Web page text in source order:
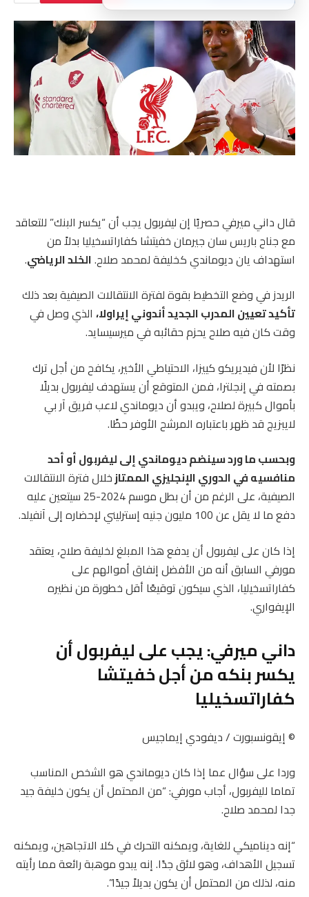
قال داني ميرفي حصريًا إن ليفربول يجب أن “يكسر البنك” للتعاقد
مع جناح باريس سان جيرمان خفيتشا كفاراتسخيليا بدلاً من
استهداف يان ديوماندي كخليفة لمحمد صلاح.الخلد الرياضي.
الريدز في وضع التخطيط بقوة لفترة الانتقالات الصيفية بعد ذلك
تأكيد تعيين المدرب الجديد أندوني إيراولا، الذي وصل في
وقت كان فيه صلاح يحزم حقائبه في ميرسيسايد.
نظرًا لأن فيديريكو كييزا، الاحتياطي الأخير، يكافح من أجل ترك
بصمته في إنجلترا، فمن المتوقع أن يستهدف ليفربول بديلًا
بأموال كبيرة لصلاح، ويبدو أن ديوماندي لاعب فريق آر بي
لايبزيج قد ظهر باعتباره المرشح الأوفر حظًا.
وبحسب ما ورد سينضم ديوماندي إلى ليفربول أو أحد
منافسيه في الدوري الإنجليزي الممتازخلال فترة الانتقالات
الصيفية، على الرغم من أن بطل موسم 2024-25 سيتعين عليه
دفع ما لا يقل عن 100 مليون جنيه إسترليني لإحضاره إلى آنفيلد.
إذا كان على ليفربول أن يدفع هذا المبلغ لخليفة صلاح، يعتقد
مورفي السابق أنه من الأفضل إنفاق أموالهم على
كفاراتسخيليا، الذي سيكون توقيعًا أقل خطورة من نظيره
الإيفواري.
داني ميرفي: يجب على ليفربول أن
يكسر بنكه من أجل خفيتشا
كفاراتسخيليا
© إيقونسبورت / ديفودي إيماجيس
وردا على سؤال عما إذا كان ديوماندي هو الشخص المناسب
تماما لليفربول، أجاب مورفي: “من المحتمل أن يكون خليفة جيد
جدا لمحمد صلاح.
“إنه ديناميكي للغاية، ويمكنه التحرك في كلا الاتجاهين، ويمكنه
تسجيل الأهداف، وهو لائق جدًا. إنه يبدو موهبة رائعة مما رأيته
منه، لذلك من المحتمل أن يكون بديلاً جيدًا”.